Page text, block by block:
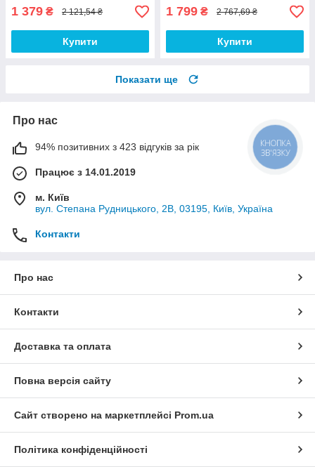
1 379 ₴ 2 121,54 ₴
Купити
1 799 ₴ 2 767,69 ₴
Купити
Показати ще
Про нас
94% позитивних з 423 відгуків за рік
Працює з 14.01.2019
м. Київ
вул. Степана Рудницького, 2В, 03195, Київ, Україна
Контакти
Про нас
Контакти
Доставка та оплата
Повна версія сайту
Сайт створено на маркетплейсі Prom.ua
Політика конфіденційності
КНОПКА
ЗВ'ЯЗКУ